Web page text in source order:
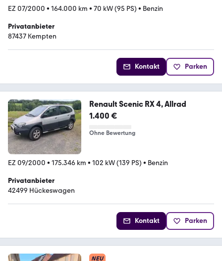
EZ 07/2000 • 164.000 km • 70 kW (95 PS) • Benzin
Privatanbieter
87437 Кempten
Kontakt Parken
Renault Scenic RX 4, Allrad
1.400 €
Ohne Bewertung
EZ 09/2000 • 175.346 km • 102 kW (139 PS) • Benzin
Privatanbieter
42499 Hückeswagen
Kontakt Parken
NEU